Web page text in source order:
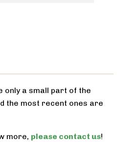
only a small part of the
the most recent ones are
more, please contact us!